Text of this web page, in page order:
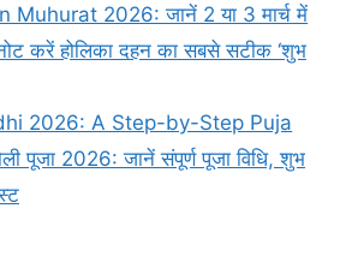
Muhurat 2026: जानें 2 या 3 मार्च में
करें होलिका दहन का सबसे सटीक ‘शुभ
2026: A Step-by-Step Puja
पूजा 2026: जानें संपूर्ण पूजा विधि, शुभ